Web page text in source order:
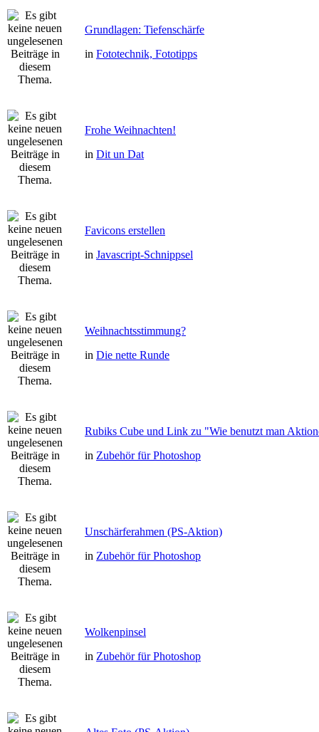
Grundlagen: Tiefenschärfe
in Fototechnik, Fototipps
Frohe Weihnachten!
in Dit un Dat
Favicons erstellen
in Javascript-Schnippsel
Weihnachtsstimmung?
in Die nette Runde
Rubiks Cube und Link zu "Wie benutzt man
in Zubehör für Photoshop
Unschärferahmen (PS-Aktion)
in Zubehör für Photoshop
Wolkenpinsel
in Zubehör für Photoshop